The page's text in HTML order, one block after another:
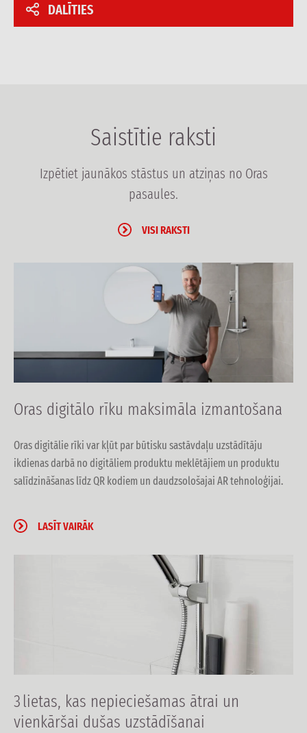
DALĪTIES
Saistītie raksti
Izpētiet jaunākos stāstus un atziņas no Oras
pasaules.
VISI RAKSTI
Oras digitālo rīku maksimāla izmantošana
Oras digitālie rīki var kļūt par būtisku sastāvdaļu uzstādītāju
ikdienas darbā no digitāliem produktu meklētājiem un produktu
salīdzināšanas līdz QR kodiem un daudzsološajai AR tehnoloģijai.
LASĪT VAIRĀK
3 lietas, kas nepieciešamas ātrai un
vienkāršai dušas uzstādīšanai